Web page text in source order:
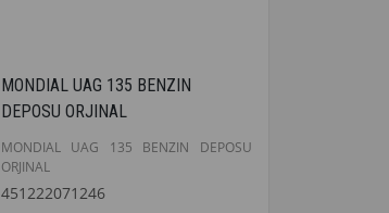
MONDIAL UAG 135 BENZIN
DEPOSU ORJINAL
MONDIAL UAG 135 BENZIN DEPOSU
ORJINAL
451222071246